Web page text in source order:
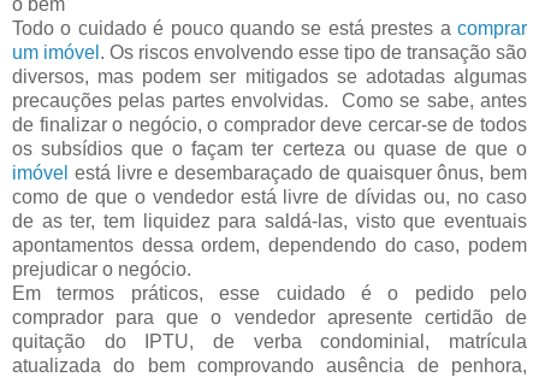
Todo o cuidado é pouco quando se está prestes a comprar
um imóvel . Os riscos envolvendo esse tipo de transação são
diversos, mas podem ser mitigados se adotadas algumas
precauções pelas partes envolvidas. Como se sabe, antes
de finalizar o negócio, o comprador deve cercar-se de todos
os subsídios que o façam ter certeza ou quase de que o
imóvel está livre e desembaraçado de quaisquer ônus, bem
como de que o vendedor está livre de dívidas ou, no caso
de as ter, tem liquidez para saldá-las, visto que eventuais
apontamentos dessa ordem, dependendo do caso, podem
prejudicar o negócio.
Em termos práticos, esse cuidado é o pedido pelo
comprador para que o vendedor apresente certidão de
quitação do IPTU, de verba condominial, matrícula
atualizada do bem comprovando ausência de penhora,